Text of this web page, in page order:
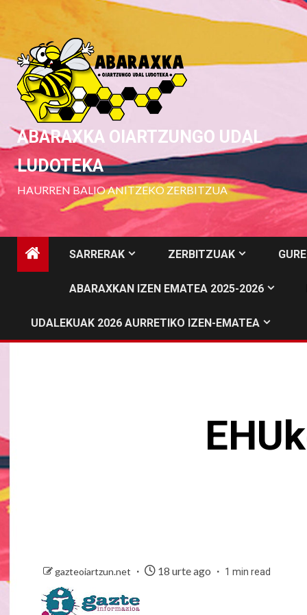
to
content
ABARAXKA OIARTZUNGO UDAL
LUDOTEKA
HAURREN BALIO ANITZEKO ZERBITZUA
SARRERAK ZERBITZUAK
ABARAXKAN IZEN EMATEA 2025-2026
UDALEKUAK 2026 AURRETIKO IZEN-EMATEA
gazteoiartzun.net 18 urte ago 1 min read